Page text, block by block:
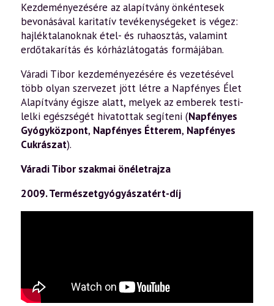
Kezdeményezésére az alapítvány önkéntesek
bevonásával karitatív tevékenységeket is végez:
hajléktalanoknak étel- és ruhaosztás, valamint
erdőtakarítás és kórházlátogatás formájában.
Váradi Tibor kezdeményezésére és vezetésével
több olyan szervezet jött létre a Napfényes Élet
Alapítvány égisze alatt, melyek az emberek testi-
lelki egészségét hivatottak segíteni (Napfényes
Gyógyközpont, Napfényes Étterem, Napfényes
Cukrászat).
Váradi Tibor szakmai önéletrajza
2009. Természetgyógyászatért-díj